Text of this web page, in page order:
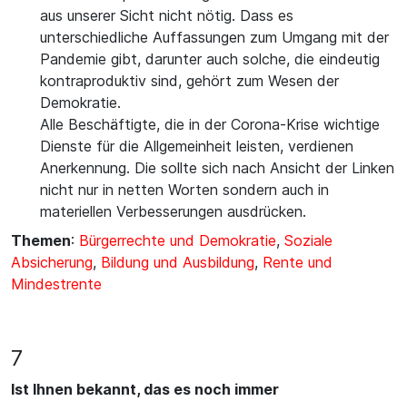
aus unserer Sicht nicht nötig. Dass es
unterschiedliche Auffassungen zum Umgang mit der
Pandemie gibt, darunter auch solche, die eindeutig
kontraproduktiv sind, gehört zum Wesen der
Demokratie.
Alle Beschäftigte, die in der Corona-Krise wichtige
Dienste für die Allgemeinheit leisten, verdienen
Anerkennung. Die sollte sich nach Ansicht der Linken
nicht nur in netten Worten sondern auch in
materiellen Verbesserungen ausdrücken.
Themen: Bürgerrechte und Demokratie, Soziale
Absicherung, Bildung und Ausbildung, Rente und
Mindestrente
7
Ist Ihnen bekannt, das es noch immer